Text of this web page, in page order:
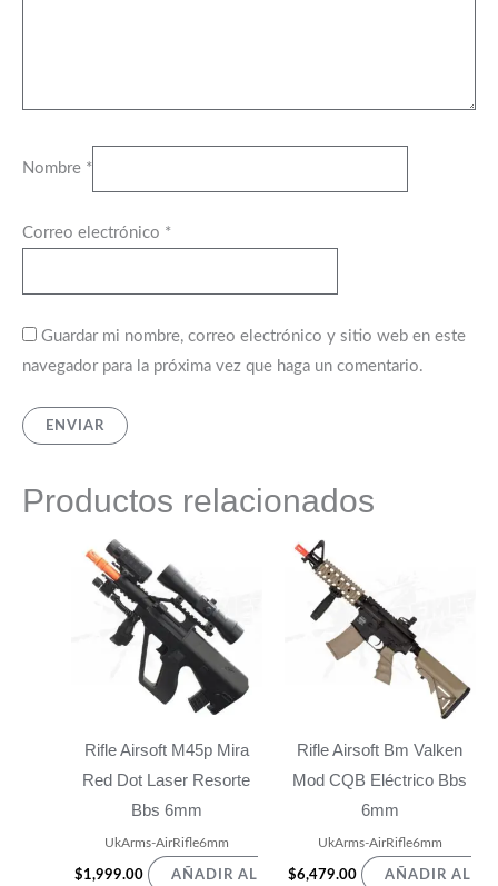
Nombre *
Correo electrónico *
Guardar mi nombre, correo electrónico y sitio web en este
navegador para la próxima vez que haga un comentario.
Productos relacionados
Rifle Airsoft M45p Mira
Red Dot Laser Resorte
Bbs 6mm
UkArms-AirRifle6mm
$1,999.00 AÑADIR AL
Rifle Airsoft Bm Valken
Mod CQB Eléctrico Bbs
6mm
UkArms-AirRifle6mm
$6,479.00 AÑADIR AL